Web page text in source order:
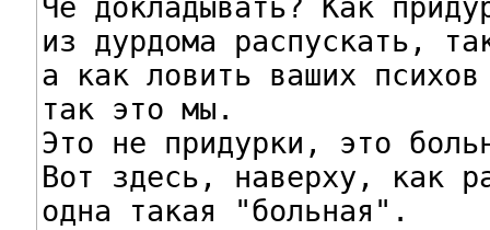
из дурдома распускать,
а как ловить ваших
так это мы.
Это не придурки, это
Вот здесь, наверху, как
одна такая "больная".